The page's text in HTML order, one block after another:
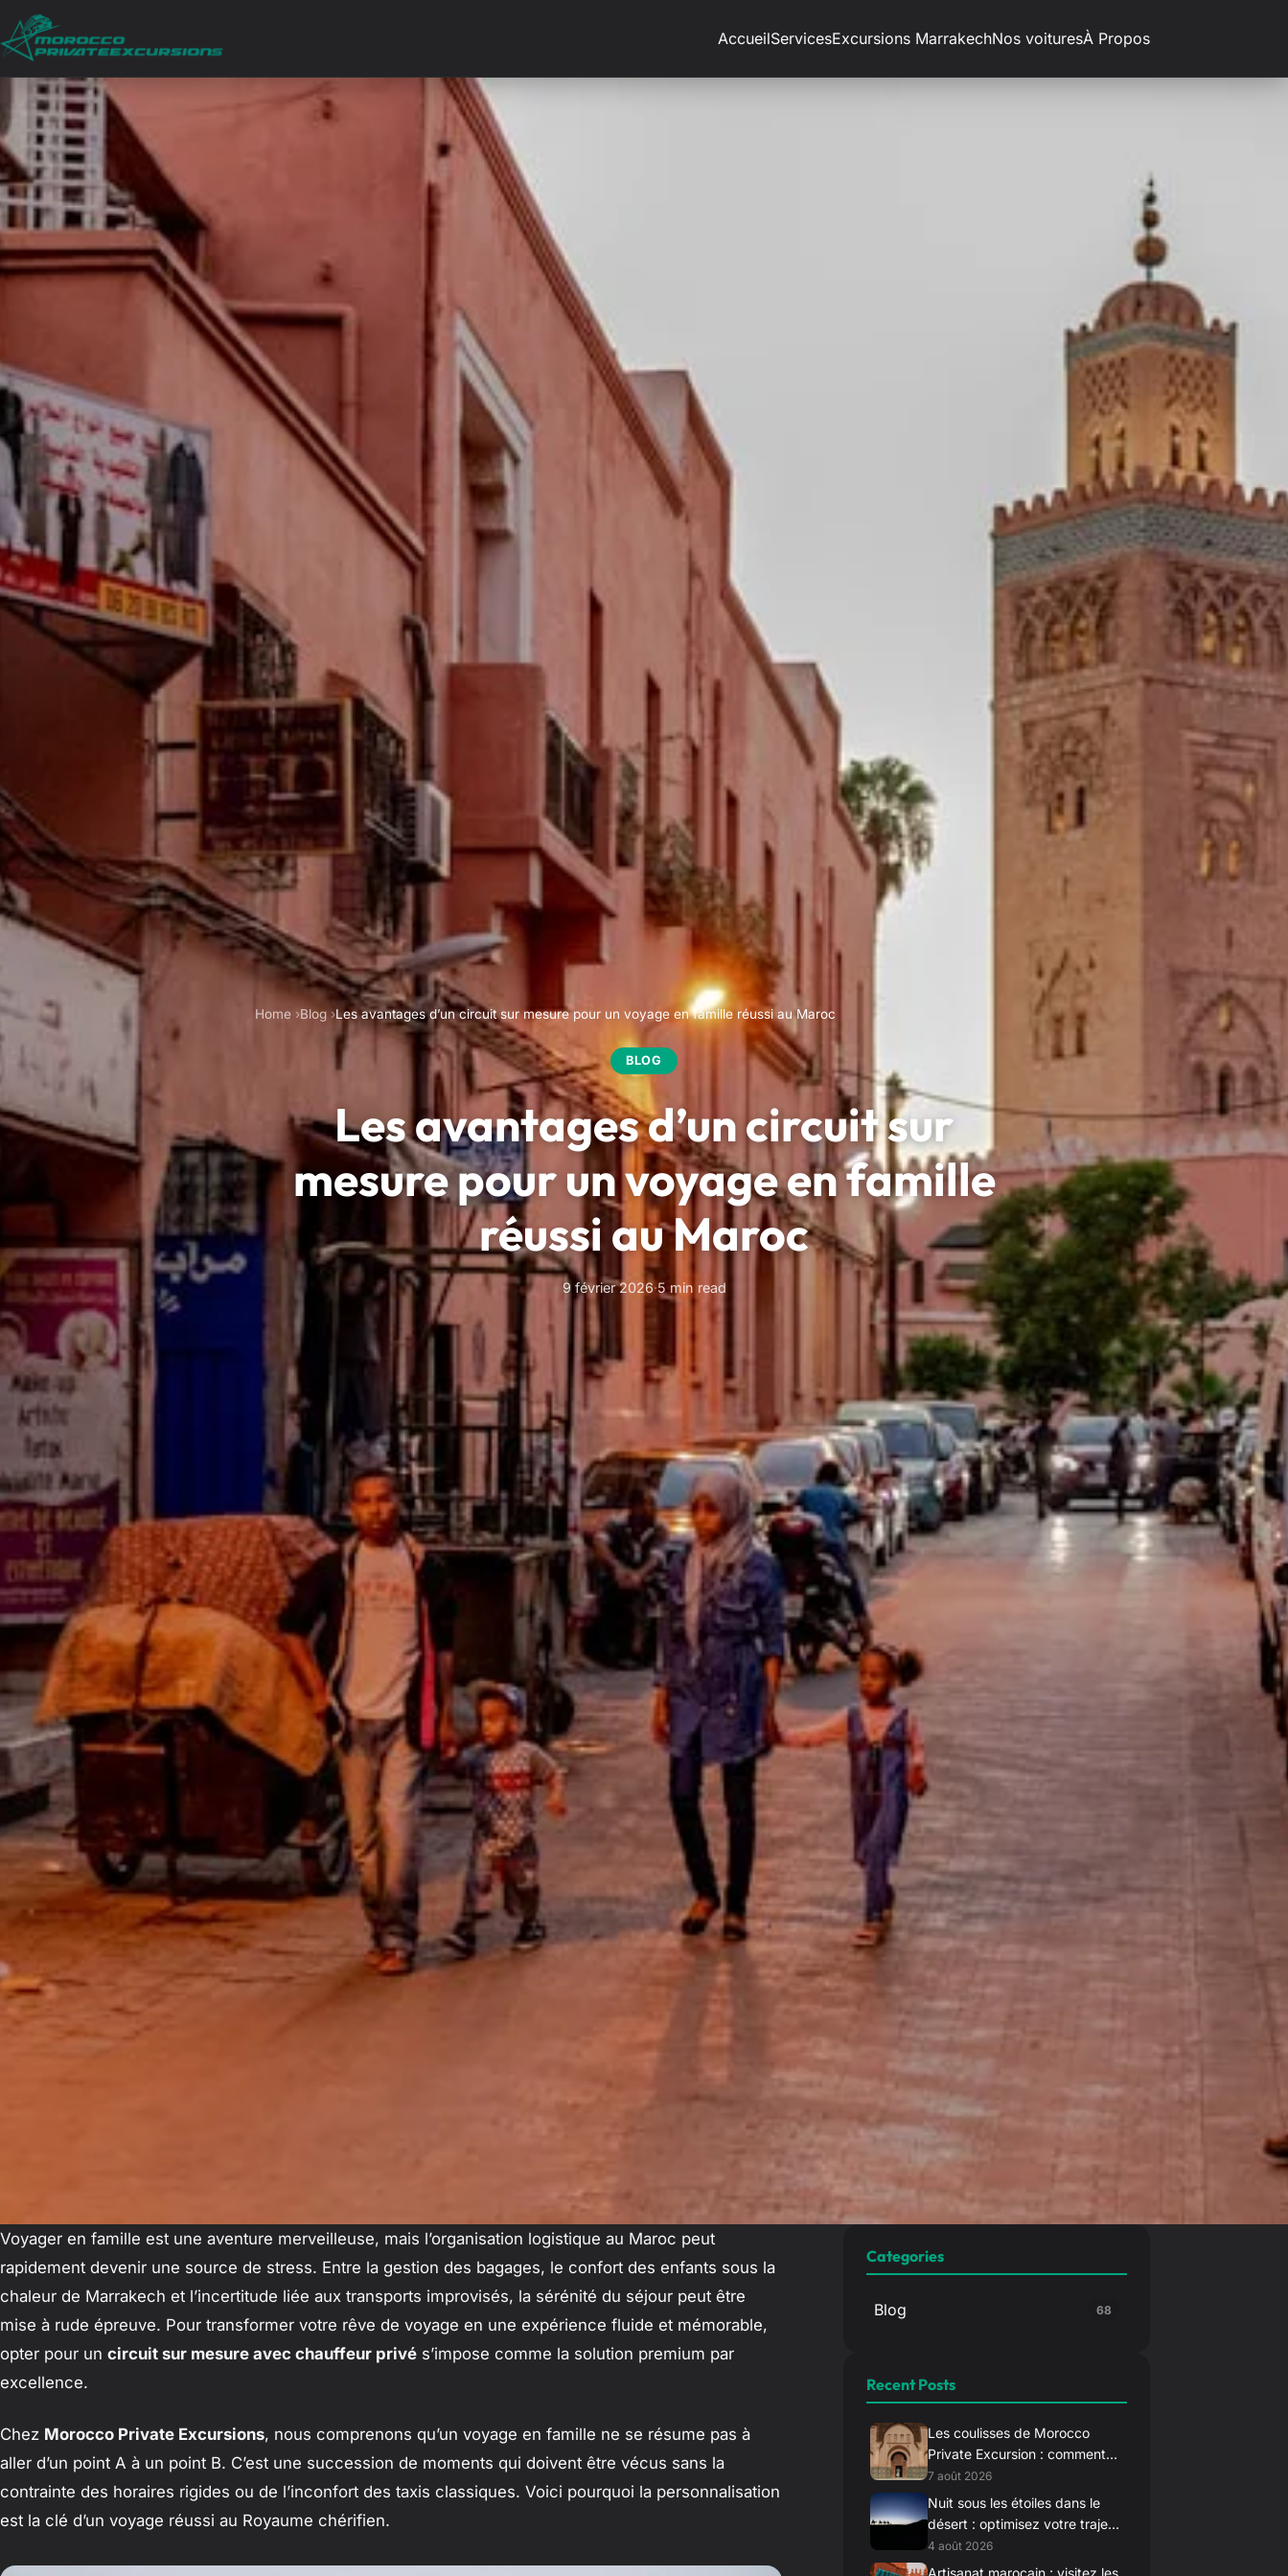
AccueilServicesExcursions MarrakechNos voituresÀ Propos
Home Blog Les avantages d’un circuit sur mesure pour un voyage en famille réussi au Maroc
BLOG
Les avantages d’un circuit sur
mesure pour un voyage en famille
réussi au Maroc
9 février 2026·5 min read
Voyager en famille est une aventure merveilleuse, mais l’organisation logistique au Maroc peut
rapidement devenir une source de stress. Entre la gestion des bagages, le confort des enfants sous la
chaleur de Marrakech et l’incertitude liée aux transports improvisés, la sérénité du séjour peut être
mise à rude épreuve. Pour transformer votre rêve de voyage en une expérience fluide et mémorable,
opter pour un circuit sur mesure avec chauffeur privé s’impose comme la solution premium par
excellence.
Chez Morocco Private Excursions, nous comprenons qu’un voyage en famille ne se résume pas à
aller d’un point A à un point B. C’est une succession de moments qui doivent être vécus sans la
contrainte des horaires rigides ou de l’inconfort des taxis classiques. Voici pourquoi la personnalisation
est la clé d’un voyage réussi au Royaume chérifien.
Categories
Blog 68
Recent Posts
Les coulisses de Morocco
Private Excursion : comment
nous sélectionnons nos
chauffeurs d’élite
7 août 2026
Nuit sous les étoiles dans le
désert : optimisez votre trajet
vers Merzouga pour le
coucher du soleil
4 août 2026
Artisanat marocain : visitez les